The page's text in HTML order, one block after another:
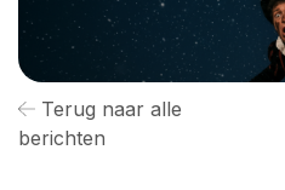
Terug naar alle
berichten